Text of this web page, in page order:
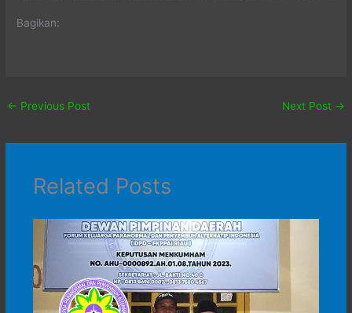
Bagikan:
← Previous Post Next Post →
Related Posts